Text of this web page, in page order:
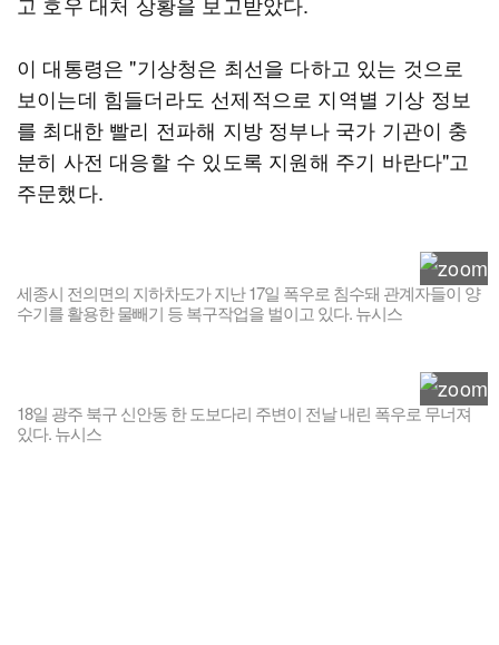
이 대통령은 "기상청은 최선을 다하고 있는 것으로
보이는데 힘들더라도 선제적으로 지역별 기상 정보
를 최대한 빨리 전파해 지방 정부나 국가 기관이 충
분히 사전 대응할 수 있도록 지원해 주기 바란다"고
주문했다.
세종시 전의면의 지하차도가 지난 17일 폭우로 침수돼 관계자들이 양
수기를 활용한 물빼기 등 복구작업을 벌이고 있다. 뉴시스
18일 광주 북구 신안동 한 도보다리 주변이 전날 내린 폭우로 무너져
있다. 뉴시스